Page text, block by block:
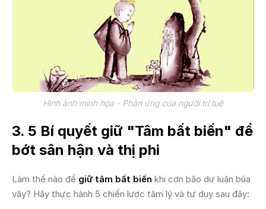
Hình ảnh minh họa - Phản ứng của người trí tuệ
3. 5 Bí quyết giữ "Tâm bất biến" để
bớt sân hận và thị phi
Làm thế nào để giữ tâm bất biến khi cơn bão dư luận bủa
vây? Hãy thực hành 5 chiến lược tâm lý và tư duy sau đây: